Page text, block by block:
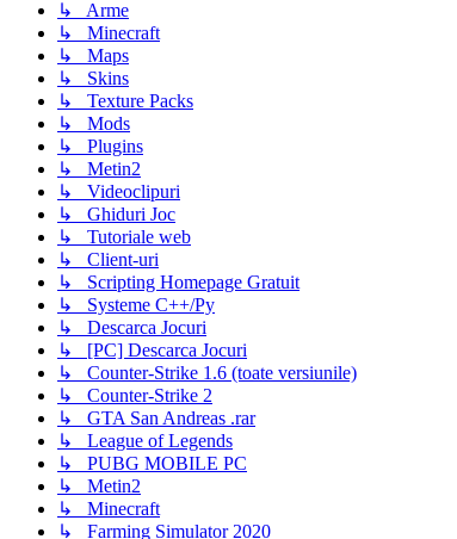
↳ Arme
↳ Minecraft
↳ Maps
↳ Skins
↳ Texture Packs
↳ Mods
↳ Plugins
↳ Metin2
↳ Videoclipuri
↳ Ghiduri Joc
↳ Tutoriale web
↳ Client-uri
↳ Scripting Homepage Gratuit
↳ Systeme C++/Py
↳ Descarca Jocuri
↳ [PC] Descarca Jocuri
↳ Counter-Strike 1.6 (toate versiunile)
↳ Counter-Strike 2
↳ GTA San Andreas .rar
↳ League of Legends
↳ PUBG MOBILE PC
↳ Metin2
↳ Minecraft
↳ Farming Simulator 2020